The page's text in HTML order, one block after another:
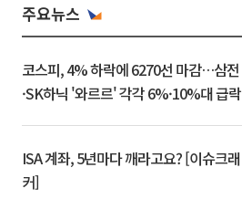
주요뉴스
코스피, 4% 하락에 6270선 마감…삼전
·SK하닉 '와르르' 각각 6%·10%대 급락
ISA 계좌, 5년마다 깨라고요? [이슈크래
커]